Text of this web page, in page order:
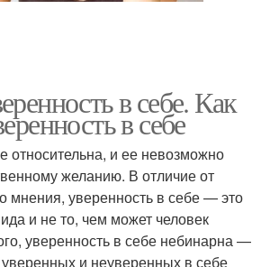
в себе. Как
в себе
относительна, и ее невозможно
желанию. В отличие от
мнения, уверенность в себе — это
и не то, чем может человек
уверенность в себе небинарна —
и неуверенных в себе